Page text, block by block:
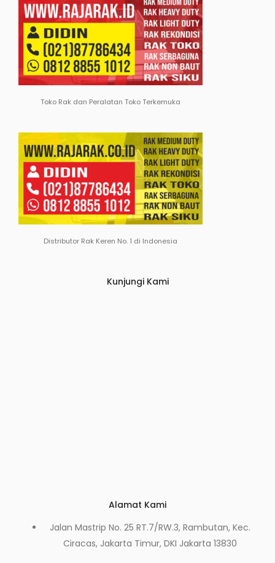
Toko Rak dan Peralatan Toko Terkemuka
Distributor Rak Keren No. 1 di Indonesia
Kunjungi Kami
Alamat Kami
Jalan Mastrip No. 25 RT.7/RW.3, Rambutan, Kec.
Ciracas, Jakarta Timur, DKI Jakarta 13830